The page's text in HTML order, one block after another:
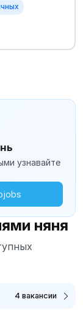
узнавайте
няня
4 вакансии